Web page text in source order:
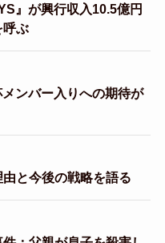
』が興行収入10.5億円
呼ぶ
ンバー入りへの期待が
と今後の戦略を語る